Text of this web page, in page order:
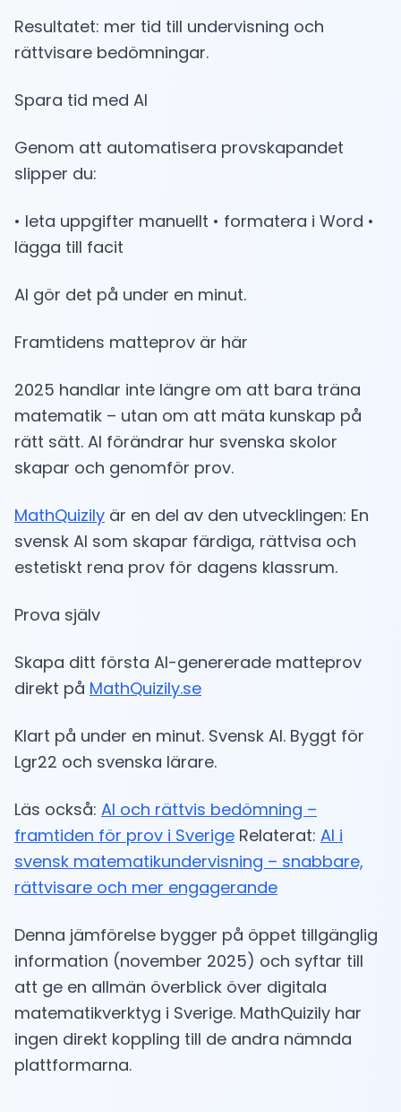
Resultatet: mer tid till undervisning och
rättvisare bedömningar.
Spara tid med AI
Genom att automatisera provskapandet
slipper du:
• leta uppgifter manuellt • formatera i Word •
lägga till facit
AI gör det på under en minut.
Framtidens matteprov är här
2025 handlar inte längre om att bara träna
matematik – utan om att mäta kunskap på
rätt sätt. AI förändrar hur svenska skolor
skapar och genomför prov.
MathQuizily är en del av den utvecklingen: En
svensk AI som skapar färdiga, rättvisa och
estetiskt rena prov för dagens klassrum.
Prova själv
Skapa ditt första AI-genererade matteprov
direkt på MathQuizily.se
Klart på under en minut. Svensk AI. Byggt för
Lgr22 och svenska lärare.
Läs också: AI och rättvis bedömning –
framtiden för prov i Sverige Relaterat: AI i
svensk matematikundervisning – snabbare,
rättvisare och mer engagerande
Denna jämförelse bygger på öppet tillgänglig
information (november 2025) och syftar till
att ge en allmän överblick över digitala
matematikverktyg i Sverige. MathQuizily har
ingen direkt koppling till de andra nämnda
plattformarna.